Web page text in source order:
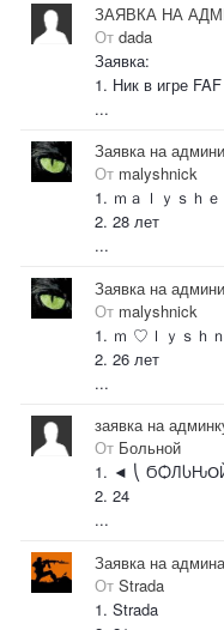
ЗАЯВКА НА
От dada
Заявка:
1. Ник в игре FAF
...
Заявка на
От malyshnick
1. ｍａｌｙｓｈｅ
2. 28 лет
...
Заявка на
От malyshnick
1. ｍ ♡ｌｙｓｈ
2. 26 лет
...
заявка на
От Больной
1. ◄ ⎝
2. 24
...
Заявка на
От Strada
1. Strada